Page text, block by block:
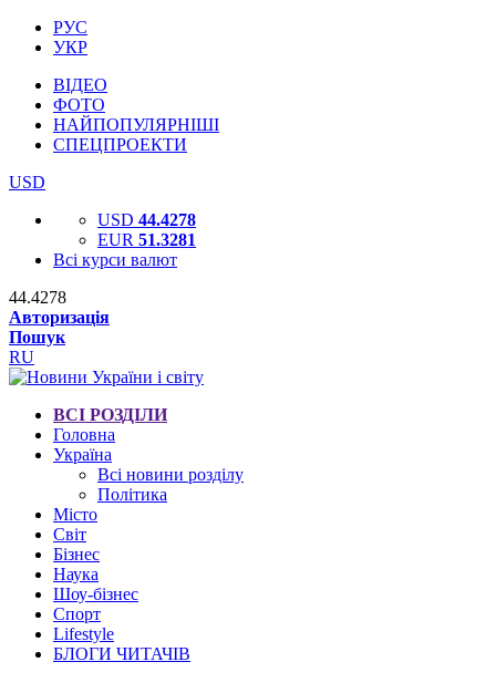
РУС
УКР
ВІДЕО
ФОТО
НАЙПОПУЛЯРНІШІ
СПЕЦПРОЕКТИ
USD
USD 44.4278
EUR 51.3281
Всі курси валют
44.4278
Авторизація
Пошук
RU
ВСІ РОЗДІЛИ
Головна
Україна
Всі новини розділу
Політика
Місто
Світ
Бізнес
Наука
Шоу-бізнес
Спорт
Lifestyle
БЛОГИ ЧИТАЧІВ